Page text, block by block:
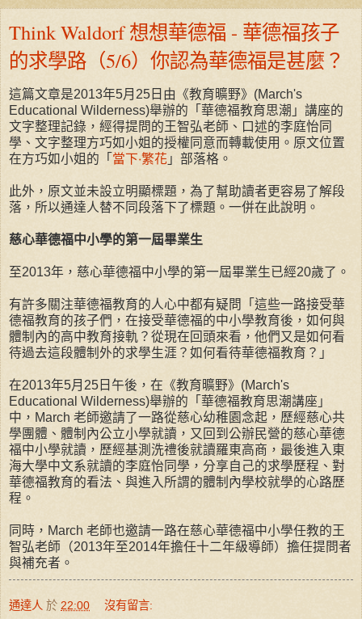
Think Waldorf 想想華德福 - 華德福孩子
的求學路（5/6）你認為華德福是甚麼？
這篇文章是2013年5月25日由《教育曠野》(March's
Educational Wilderness)舉辦的「華德福教育思潮」講座的
文字整理記錄，經得提問的王智弘老師、口述的李庭怡同
學、文字整理方巧如小姐的授權同意而轉載使用。原文位置
在方巧如小姐的「 當下‧繁花 」部落格。
此外，原文並未設立明顯標題，為了幫助讀者更容易了解段
落，所以通達人替不同段落下了標題。一併在此說明。
慈心華德福中小學的第一屆畢業生
至2013年，慈心華德福中小學的第一屆畢業生已經20歲了。
有許多關注華德福教育的人心中都有疑問「這些一路接受華
德福教育的孩子們，在接受華德福的中小學教育後，如何與
體制內的高中教育接軌？從現在回頭來看，他們又是如何看
待過去這段體制外的求學生涯？如何看待華德福教育？」
在2013年5月25日午後，在《教育曠野》(March's
Educational Wilderness)舉辦的「華德福教育思潮講座」
中，March 老師邀請了一路從慈心幼稚園念起，歷經慈心共
學團體、體制內公立小學就讀，又回到公辦民營的慈心華德
福中小學就讀，歷經基測洗禮後就讀羅東高商，最後進入東
海大學中文系就讀的李庭怡同學，分享自己的求學歷程、對
華德福教育的看法、與進入所謂的體制內學校就學的心路歷
程。
同時，March 老師也邀請一路在慈心華德福中小學任教的王
智弘老師（2013年至2014年擔任十二年級導師）擔任提問者
與補充者。
通達人 於 22:00 沒有留言: